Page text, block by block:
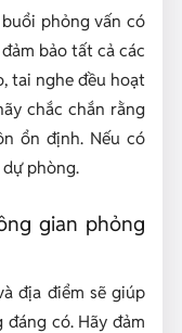
phỏng vấn có
bảo tất cả các
tai nghe đều hoạt
chắc chắn rằng
ổn định. Nếu có
phòng.
gian phỏng
địa điểm sẽ giúp
có. Hãy đảm